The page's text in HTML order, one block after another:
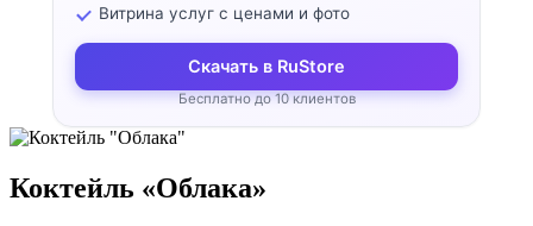
Витрина услуг с ценами и фото
Скачать в RuStore
Бесплатно до 10 клиентов
Коктейль «Облака»